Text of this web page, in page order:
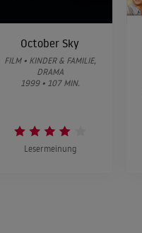
October Sky
FILM • KINDER & FAMILIE,
DRAMA
1999 • 107 MIN.
Lesermeinung